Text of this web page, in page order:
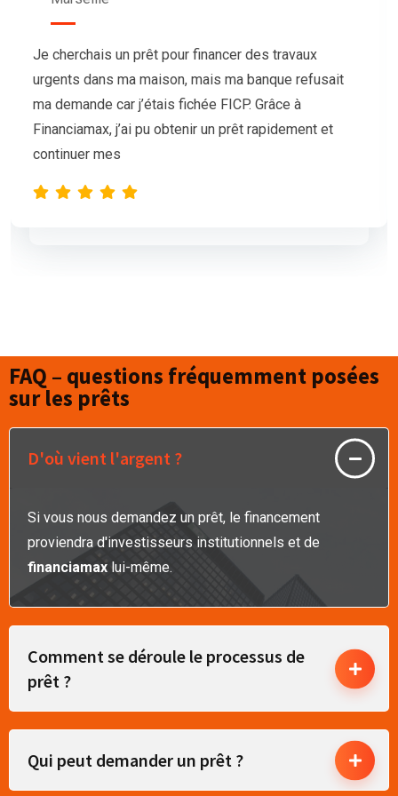
Nous avions besoin de trésorerie pour notre
association afin d’organiser un grand événement,
mais nos demandes de prêt étaient sans succès.
L’équipe de Financiamax a été très professionnelle
et compréhensive, et nous a proposé
FAQ – questions fréquemment posées
sur les prêts
D'où vient l'argent ?
Si vous nous demandez un prêt, le financement
proviendra d'investisseurs institutionnels et de
financiamax lui-même.
Comment se déroule le processus de
prêt ?
Qui peut demander un prêt ?